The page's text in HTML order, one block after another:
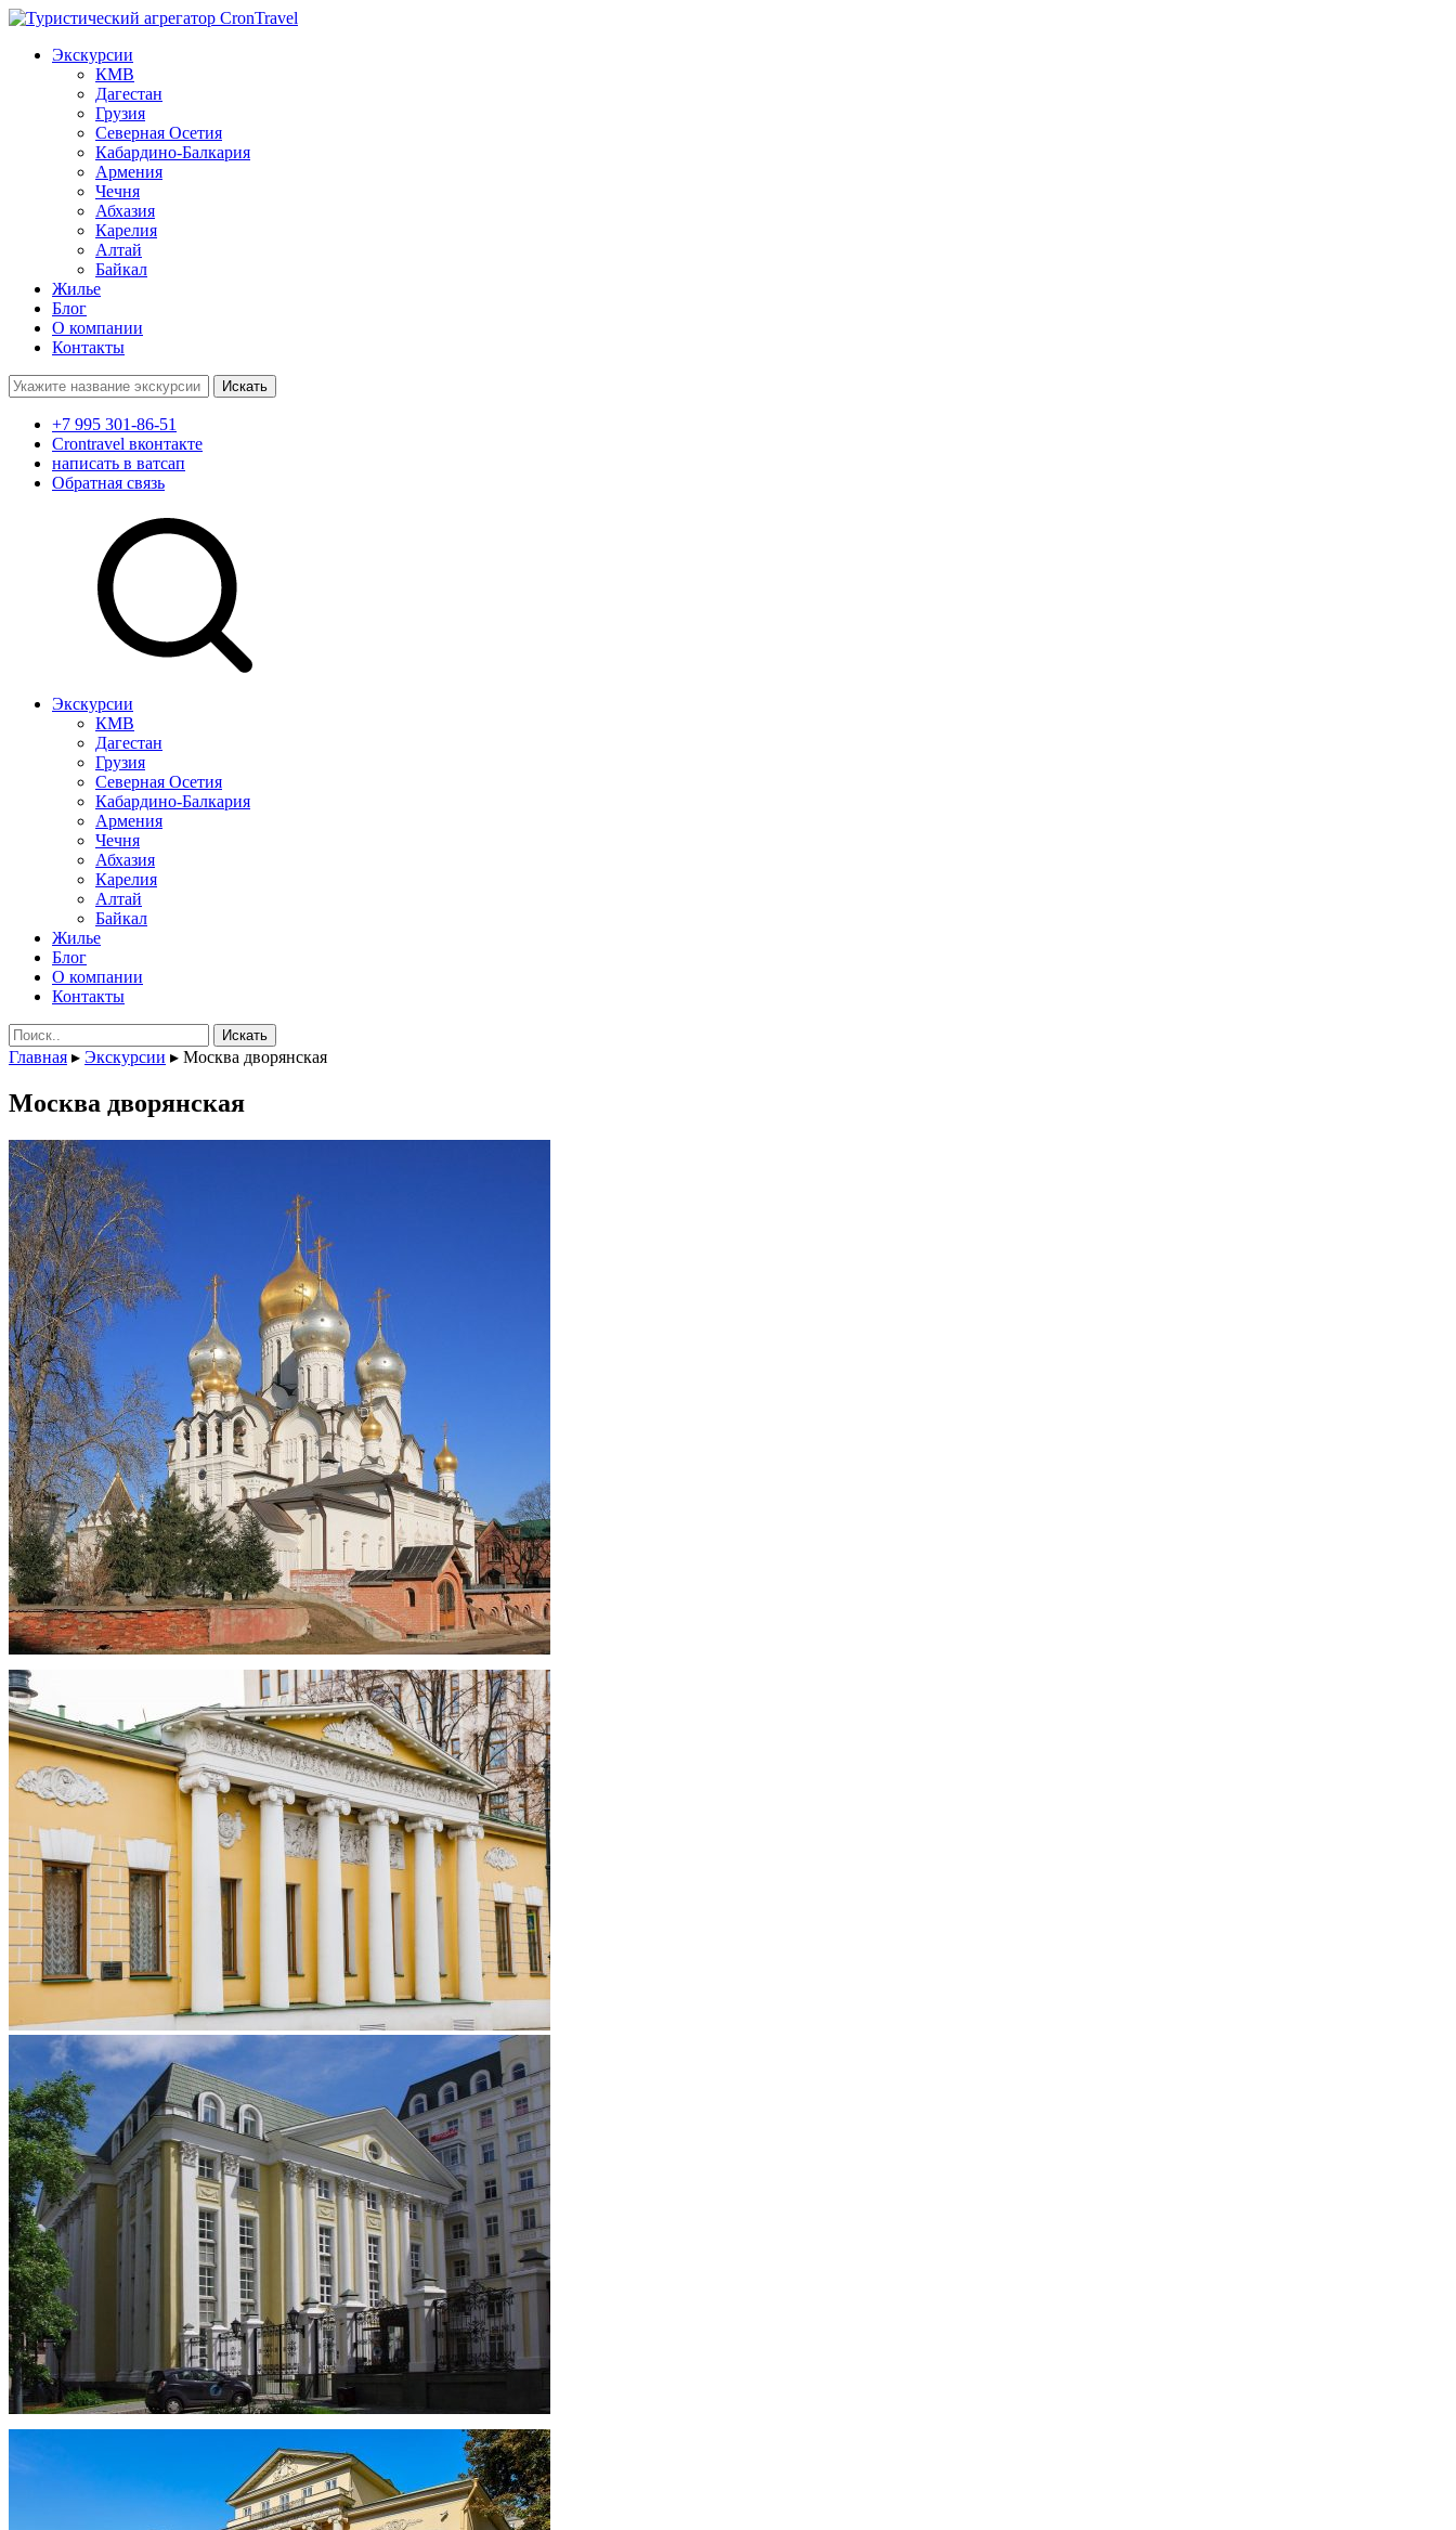
Экскурсии
КМВ
Дагестан
Грузия
Северная Осетия
Кабардино-Балкария
Армения
Чечня
Абхазия
Карелия
Алтай
Байкал
Жилье
Блог
О компании
Контакты
Поиск:
+7 995 301-86-51
Crontravel вконтакте
написать в ватсап
Обратная связь
Экскурсии
КМВ
Дагестан
Грузия
Северная Осетия
Кабардино-Балкария
Армения
Чечня
Абхазия
Карелия
Алтай
Байкал
Жилье
Блог
О компании
Контакты
Поиск:
Главная ▸ Экскурсии ▸ Москва дворянская
Москва дворянская